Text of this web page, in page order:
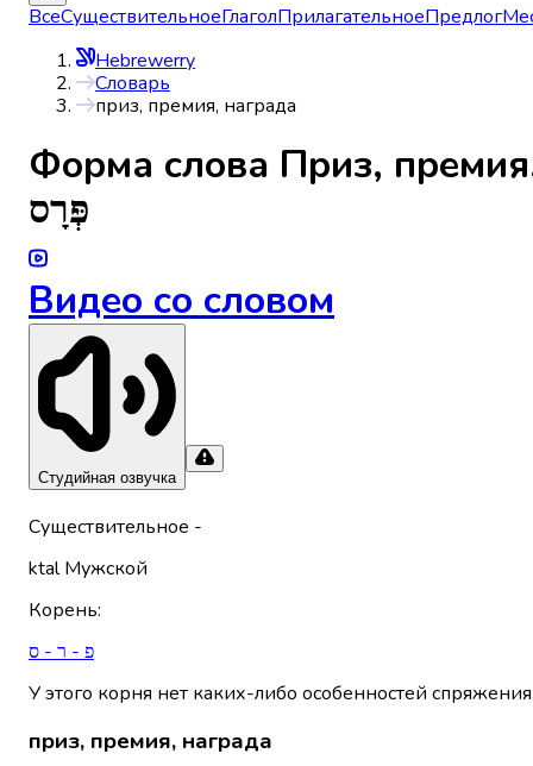
ВсеСуществительноеГлаголПрилагательноеПредлог
Hebrewerry
Словарь
приз, премия, награда
Форма слова Приз,
פְּרָס
Видео со словом
Студийная озвучка
Существительное -
ktal Мужской
Корень:
פ - ר - ס
У этого корня нет каких-либо особенностей
приз, премия, награда